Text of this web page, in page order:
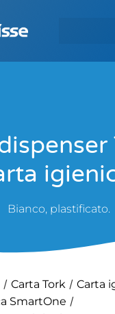
Bianco, plastificato.
/ Carta Tork / Carta
SmartOne /